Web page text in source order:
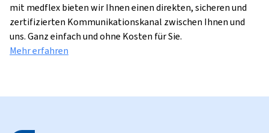
mit medflex bieten wir Ihnen einen direkten, sicheren und
zertifizierten Kommunikationskanal zwischen Ihnen und
uns. Ganz einfach und ohne Kosten für Sie.
Mehr erfahren